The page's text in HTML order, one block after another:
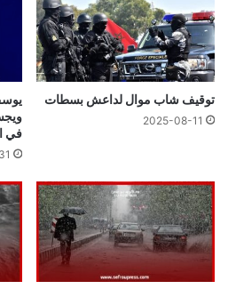
توقيف شاب موال لداعش بسطات
2025-08-11
في